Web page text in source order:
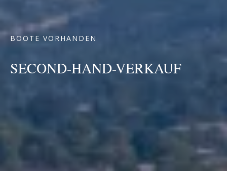
BOOTE VORHANDEN
SECOND-HAND-VERKAUF